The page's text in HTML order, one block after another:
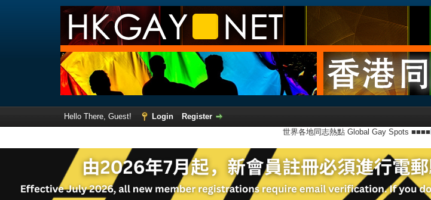
Hello There, Guest! Login
Register
世界各地同志熱點 Global Gay Spots ■■■■